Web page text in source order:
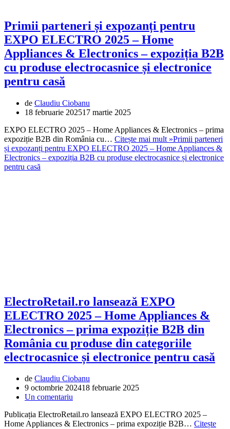
Primii parteneri și expozanți pentru
EXPO ELECTRO 2025 – Home
Appliances & Electronics – expoziția B2B
cu produse electrocasnice și electronice
pentru casă
de Claudiu Ciobanu
18 februarie 202517 martie 2025
EXPO ELECTRO 2025 – Home Appliances & Electronics – prima
expoziție B2B din România cu… Citește mai mult »Primii parteneri
și expozanți pentru EXPO ELECTRO 2025 – Home Appliances &
Electronics – expoziția B2B cu produse electrocasnice și electronice
pentru casă
ElectroRetail.ro lansează EXPO
ELECTRO 2025 – Home Appliances &
Electronics – prima expoziție B2B din
România cu produse din categoriile
electrocasnice și electronice pentru casă
de Claudiu Ciobanu
9 octombrie 202418 februarie 2025
Un comentariu
Publicația ElectroRetail.ro lansează EXPO ELECTRO 2025 –
Home Appliances & Electronics – prima expoziție B2B… Citește